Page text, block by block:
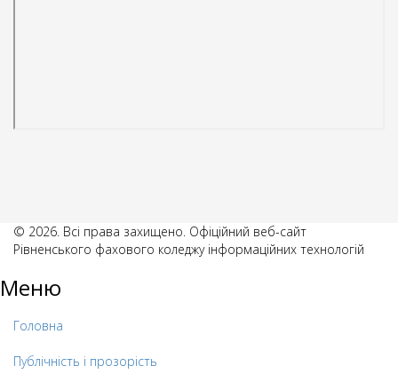
© 2026. Всі права захищено. Офіційний веб-сайт
Рівненського фахового коледжу інформаційних технологій
Меню
Головна
Публічність і прозорість